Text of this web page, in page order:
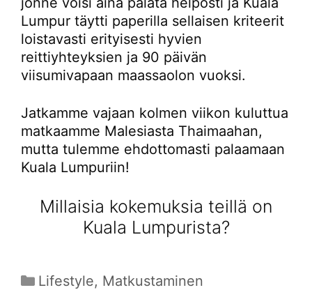
Lumpur täytti paperilla sellaisen kriteerit
loistavasti erityisesti hyvien
reittiyhteyksien ja 90 päivän
viisumivapaan maassaolon vuoksi.
Jatkamme vajaan kolmen viikon kuluttua
matkaamme Malesiasta Thaimaahan,
mutta tulemme ehdottomasti palaamaan
Kuala Lumpuriin!
Millaisia kokemuksia teillä on
Kuala Lumpurista?
Kategoriat
Lifestyle, Matkustaminen